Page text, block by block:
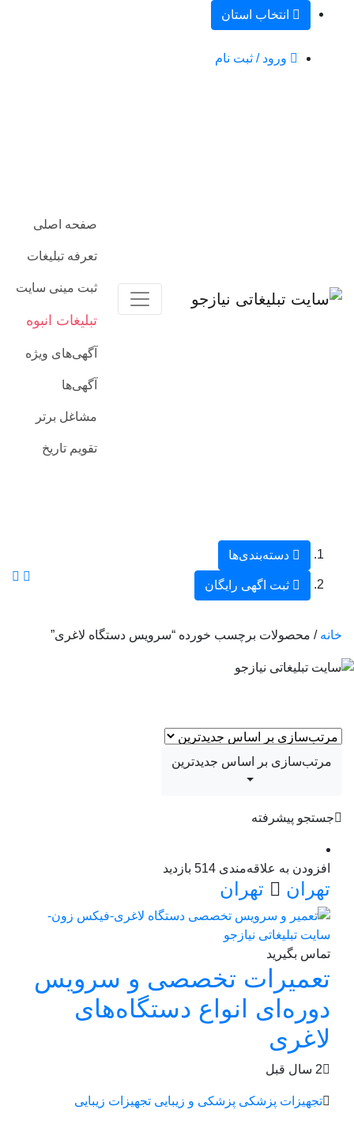
ورود / ثبت نام
صفحه اصلی
تعرفه تبلیغات
ثبت مینی سایت
تبلیغات انبوه
آگهی‌های ویژه
آگهی‌ها
مشاغل برتر
تقویم تاریخ
دسته‌بندی‌ها
ثبت اگهی رایگان
خانه / محصولات برچسب خورده “سرویس دستگاه لاغری”
مرتب‌سازی بر اساس جدیدترین
جستجو پیشرفته
افزودن به علاقه‌مندی 514 بازدید
تهران تهران
تماس بگیرید
تعمیرات تخصصی و سرویس
دوره‌ای انواع دستگاه‌های
لاغری
2 سال قبل
تجهیزات پزشکی پزشکی و زیبایی تجهیزات زیبایی